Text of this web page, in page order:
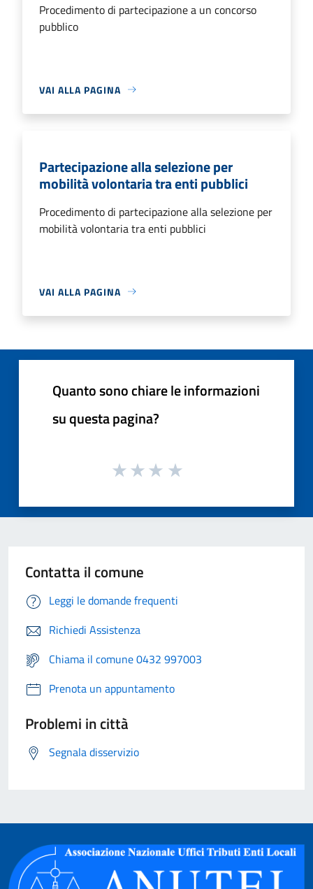
Procedimento di partecipazione a un concorso
pubblico
VAI ALLA PAGINA
Partecipazione alla selezione per
mobilità volontaria tra enti pubblici
Procedimento di partecipazione alla selezione per
mobilità volontaria tra enti pubblici
VAI ALLA PAGINA
Quanto sono chiare le informazioni
su questa pagina?
Contatta il comune
Leggi le domande frequenti
Richiedi Assistenza
Chiama il comune 0432 997003
Prenota un appuntamento
Problemi in città
Segnala disservizio